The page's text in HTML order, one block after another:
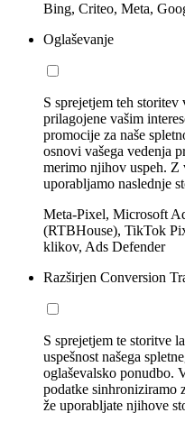
Bing, Criteo, Meta,
Oglaševanje
S sprejetjem teh
prilagojene vašim
promocije za naše
osnovi vašega vedenja
merimo njihov uspeh. Z
uporabljamo naslednje
Meta-Pixel, Microsoft
(RTBHouse), TikTok
klikov, Ads Defender
Razširjen Conversion
S sprejetjem te storitve
uspešnost našega
oglaševalsko ponudbo.
podatke sinhroniziramo
že uporabljate njihove